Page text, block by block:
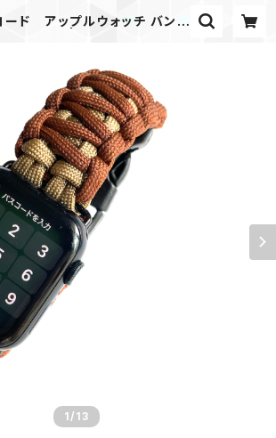
ード アップルウォッチ バンド
1 /13